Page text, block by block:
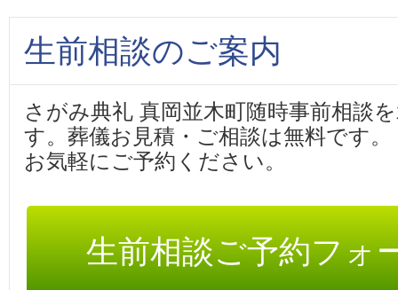
生前相談のご案内
さがみ典礼 真岡並木町随時事前相談
す。葬儀お見積・ご相談は無料です。
お気軽にご予約ください。
生前相談ご予約フォ